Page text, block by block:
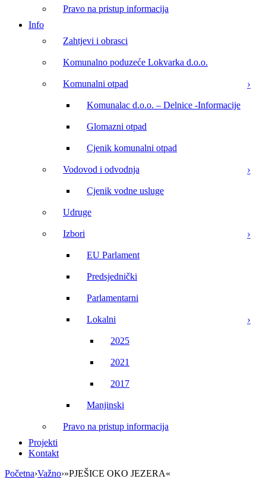
Pravo na pristup informacija
Info
Zahtjevi i obrasci
Komunalno poduzeće Lokvarka d.o.o.
Komunalni otpad
Komunalac d.o.o. – Delnice -Informacije
Glomazni otpad
Cjenik komunalni otpad
Vodovod i odvodnja
Cjenik vodne usluge
Udruge
Izbori
EU Parlament
Predsjednički
Parlamentarni
Lokalni
2025
2021
2017
Manjinski
Pravo na pristup informacija
Projekti
Kontakt
Početna›Važno›»PJEŠICE OKO JEZERA«